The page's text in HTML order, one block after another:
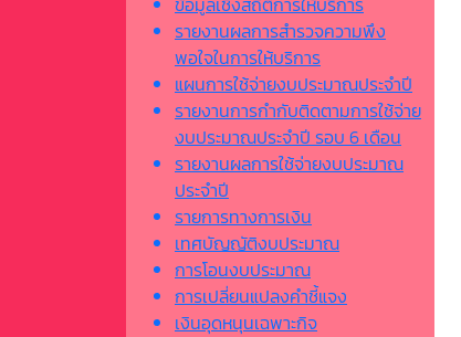
รายงานผลการสำรวจความพึง
พอใจในการให้บริการ
แผนการใช้จ่ายงบประมาณประจำปี
รายงานการกำกับติดตามการใช้จ่าย
งบประมาณประจำปี รอบ 6 เดือน
รายงานผลการใช้จ่ายงบประมาณ
ประจำปี
รายการทางการเงิน
เทศบัญญัติงบประมาณ
การโอนงบประมาณ
การเปลี่ยนแปลงคำชี้แจง
เงินอุดหนุนเฉพาะกิจ